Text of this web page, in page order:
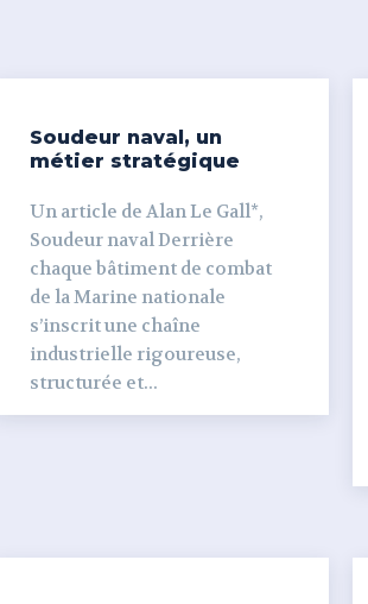
Soudeur naval, un
métier stratégique
Un article de Alan Le Gall*,
Soudeur naval Derrière
chaque bâtiment de combat
de la Marine nationale
s’inscrit une chaîne
industrielle rigoureuse,
structurée et...